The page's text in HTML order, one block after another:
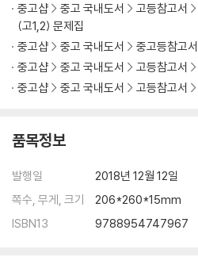
★ 조선 시대의 문학사
1. 악장과 언해, 한시
2. 시조
3. 가사
4. 잡가와 민요, 무가
6. 국문 소설
7. 판소리
8. 고전 수필
실전 문제 01
실전 문제 02
중고샵
중고 국내도서 고등참고서
(고1,2) 문제집
중고샵
중고 국내도서 중고등참고서
중고샵
중고 국내도서 고등참고서
중고샵
중고 국내도서 고등참고서
품목정보
발행일
2018년 12월 12일
쪽수, 무게, 크기
206*260*15mm
ISBN13
9788954747967